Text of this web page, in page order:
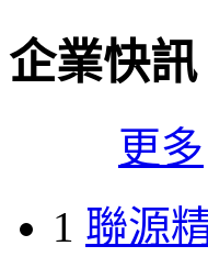
企業快訊
更多
1 聯源